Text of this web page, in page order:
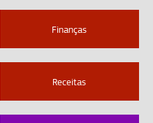
Finanças
Receitas